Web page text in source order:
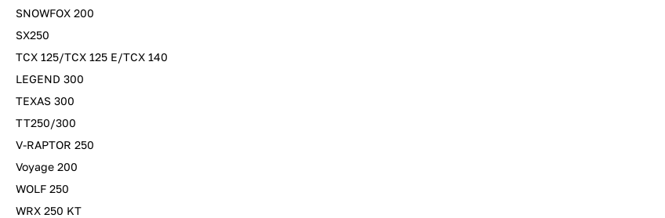
SNOWFOX 200
SX250
TCX 125/TCX 125 E/TCX 140
LEGEND 300
TEXAS 300
TT250/300
V-RAPTOR 250
Voyage 200
WOLF 250
WRX 250 KT